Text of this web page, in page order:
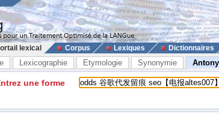
lexical Corpus Lexiques Dictionnaires
Lexicographie Etymologie Synonymie
une forme